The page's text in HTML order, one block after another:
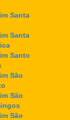
Santa
Santa
Santo
São
São
São